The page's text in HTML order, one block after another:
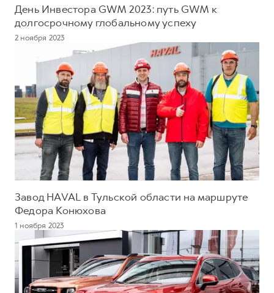
День Инвестора GWM 2023: путь GWM к
долгосрочному глобальному успеху
2 ноября 2023
Завод HAVAL в Тульской области на маршруте
Федора Конюхова
1 ноября 2023